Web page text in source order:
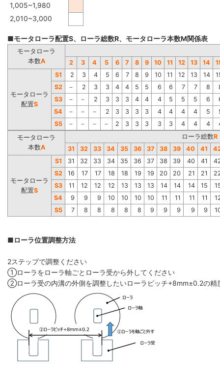
1,005~1,980
2,010~3,000
■モータローラ配置S、ローラ総数R、モータローラ本数M関係表
モータローラ
本数A 2 3 4 5 6 7 8 9 10 11 12 13 14
モータローラ
配置S
S1 2 3 4 5 6 7 8 9 10 11 12 13 14
S2
－ 2 3 3 4 4 5 5 6 6 7 7 8
S3
－ － 2 3 3 3 4 4 4 5 5 5 6
S4
－ － － 2 3 3 3 3 4 4 4 4 5
S5
－ － － － 2 3 3 3 3 3 4 4 4
モータローラ
本数A
ローラ総数R
31
32 33 34 35 36 37 38 39 40 41
モータローラ
配置S
S1 31 32 33 34 35 36 37 38 39 40 41
S2
16 17 17 18 18 19 19 20 20 21 21
S3
11 12 12 12 13 13 13 14 14 14 15
S4
9 9 9 10 10 10 10 11 11 11 11
S5
7 8 8 8 8 8 9 9 9 9 9
■ローラ位置調整方法
2ステップで調整ください
①ローラをローラ軸ごとローラ受から外してください
②ローラ受の内溝の外側を調整したいローラピッチ+8mm±0.2の精